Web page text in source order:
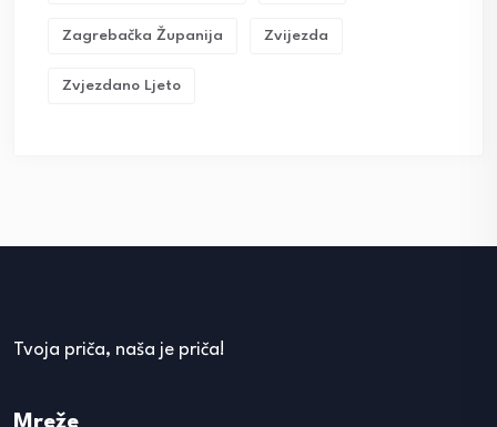
Zagrebačka Županija Zvijezda
Zvjezdano Ljeto
Tvoja priča, naša je priča!
Mreže